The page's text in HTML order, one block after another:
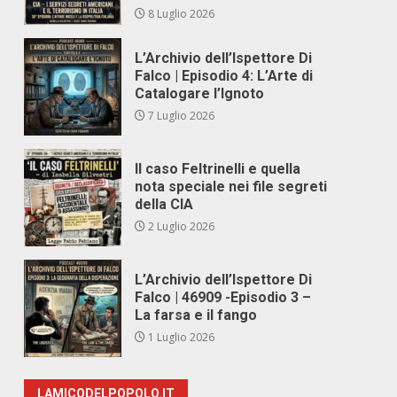
8 Luglio 2026
L’Archivio dell’Ispettore Di
Falco | Episodio 4: L’Arte di
Catalogare l’Ignoto
7 Luglio 2026
Il caso Feltrinelli e quella
nota speciale nei file segreti
della CIA
2 Luglio 2026
L’Archivio dell’Ispettore Di
Falco | 46909 -Episodio 3 –
La farsa e il fango
1 Luglio 2026
LAMICODELPOPOLO.IT